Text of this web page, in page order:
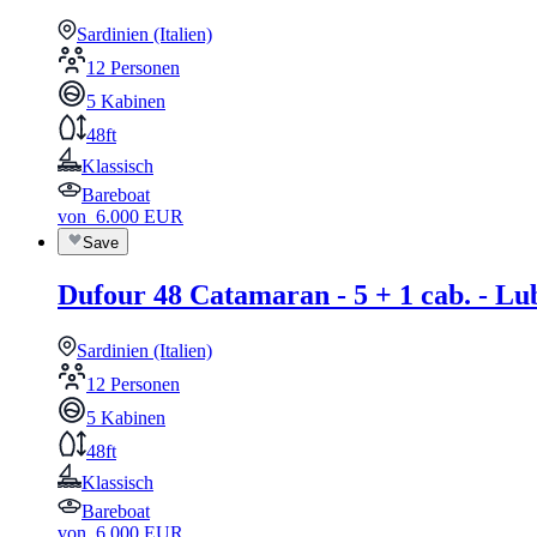
Sardinien (Italien)
12 Personen
5 Kabinen
48ft
Klassisch
Bareboat
von 6.000 EUR
Save
Dufour 48 Catamaran - 5 + 1 cab. -
Sardinien (Italien)
12 Personen
5 Kabinen
48ft
Klassisch
Bareboat
von 6.000 EUR